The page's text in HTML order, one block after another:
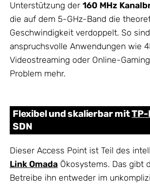
Unterstützung der 160 MHz
die auf dem 5-GHz-Band die
Geschwindigkeit verdoppelt. So
anspruchsvolle Anwendungen wie
Videostreaming oder Online-
Problem mehr.
Flexibel und skalierbar mitTP-
SDN
Dieser Access Point ist Teil des
Link Omada Ökosystems. Das gibt
Betreibe ihn entweder im